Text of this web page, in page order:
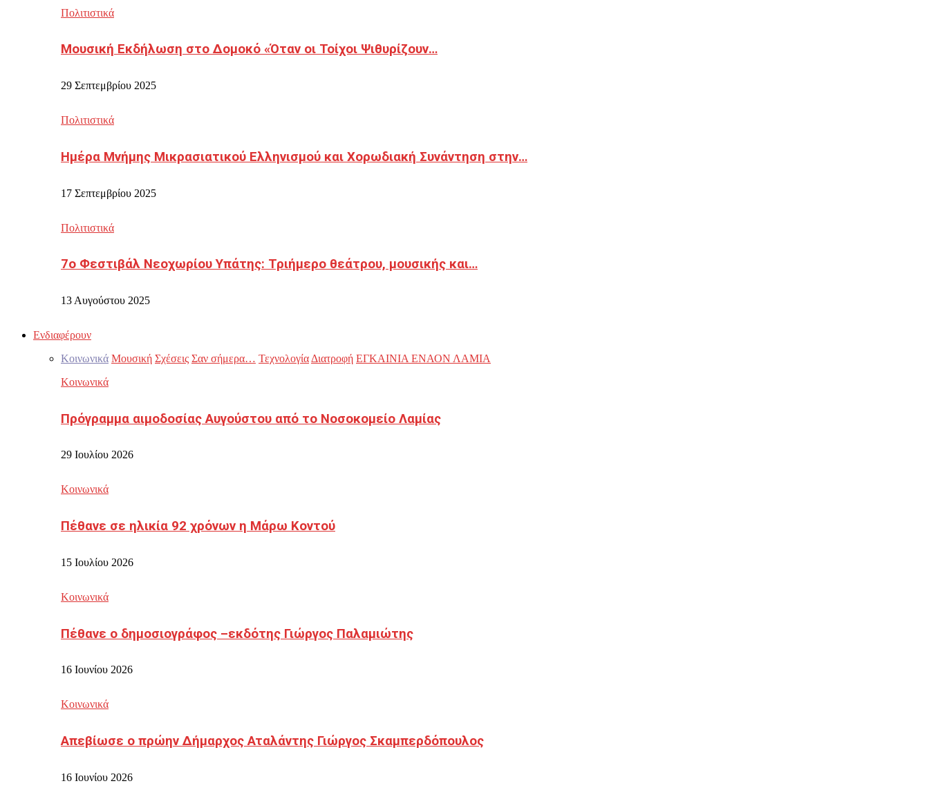
Πολιτιστικά
Μουσική Εκδήλωση στο Δομοκό «Όταν οι Τοίχοι Ψιθυρίζουν…
29 Σεπτεμβρίου 2025
Πολιτιστικά
Ημέρα Μνήμης Μικρασιατικού Ελληνισμού και Χορωδιακή Συνάντηση στην…
17 Σεπτεμβρίου 2025
Πολιτιστικά
7ο Φεστιβάλ Νεοχωρίου Υπάτης: Τριήμερο θεάτρου, μουσικής και…
13 Αυγούστου 2025
Ενδιαφέρουν
Κοινωνικά Μουσική Σχέσεις Σαν σήμερα… Τεχνολογία Διατροφή ΕΓΚΑΙΝΙΑ ΕΝΑΟΝ ΛΑΜΙΑ
Κοινωνικά
Πρόγραμμα αιμοδοσίας Αυγούστου από το Νοσοκομείο Λαμίας
29 Ιουλίου 2026
Κοινωνικά
Πέθανε σε ηλικία 92 χρόνων η Μάρω Κοντού
15 Ιουλίου 2026
Κοινωνικά
Πέθανε ο δημοσιογράφος –εκδότης Γιώργος Παλαμιώτης
16 Ιουνίου 2026
Κοινωνικά
Απεβίωσε ο πρώην Δήμαρχος Αταλάντης Γιώργος Σκαμπερδόπουλος
16 Ιουνίου 2026